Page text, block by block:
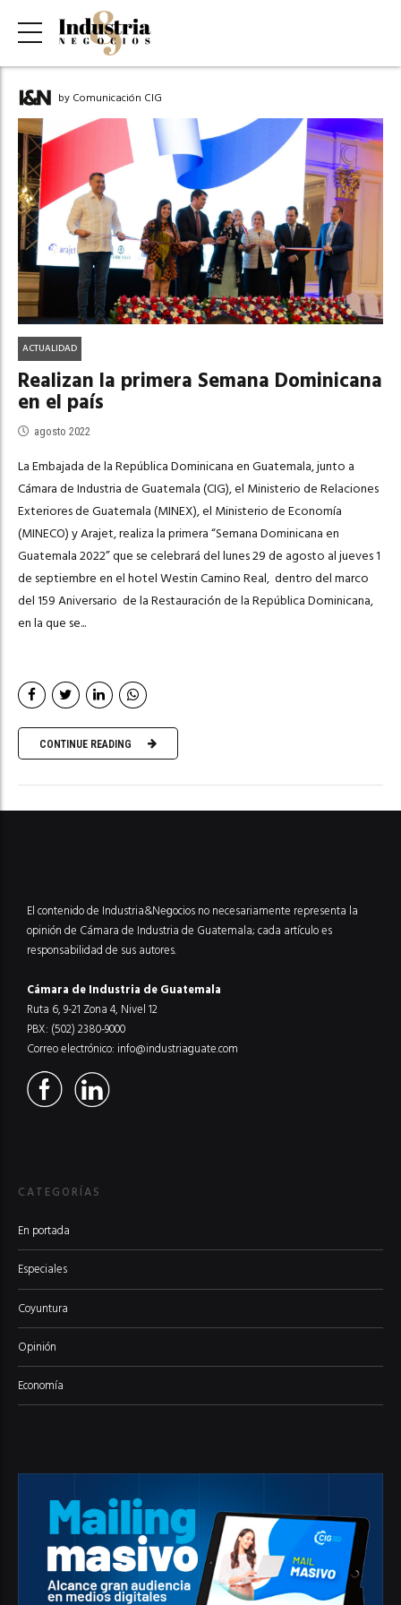
by Comunicación CIG
ACTUALIDAD
Realizan la primera Semana Dominicana
en el país
agosto 2022
La Embajada de la República Dominicana en Guatemala, junto a
Cámara de Industria de Guatemala (CIG), el Ministerio de Relaciones
Exteriores de Guatemala (MINEX), el Ministerio de Economía
(MINECO) y Arajet, realiza la primera “Semana Dominicana en
Guatemala 2022” que se celebrará del lunes 29 de agosto al jueves 1
de septiembre en el hotel Westin Camino Real, dentro del marco
del 159 Aniversario de la Restauración de la República Dominicana,
en la que se...
CONTINUE READING
El contenido de Industria&Negocios no necesariamente representa la
opinión de Cámara de Industria de Guatemala; cada artículo es
responsabilidad de sus autores.
Cámara de Industria de Guatemala
Ruta 6, 9-21 Zona 4, Nivel 12
PBX: (502) 2380-9000
Correo electrónico: info@industriaguate.com
CATEGORÍAS
En portada
Especiales
Coyuntura
Opinión
Economía